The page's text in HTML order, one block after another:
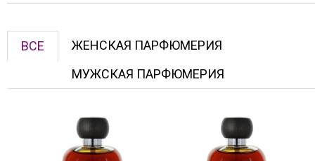
ВСЕ
ЖЕНСКАЯ ПАРФЮМЕРИЯ
МУЖСКАЯ ПАРФЮМЕРИЯ